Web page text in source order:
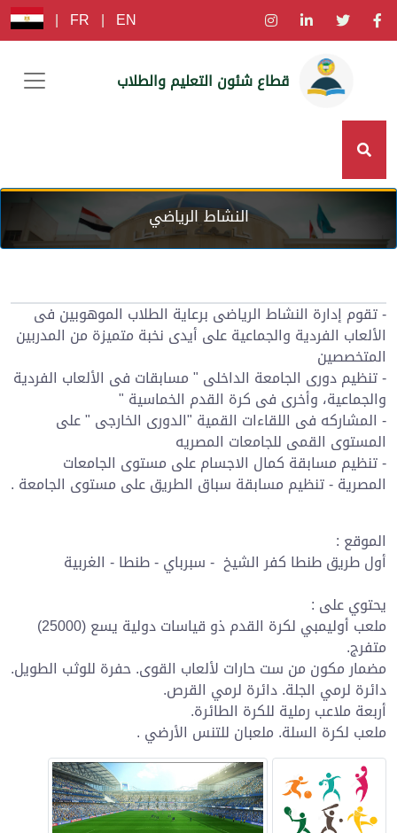
EN
|
FR
|
قطاع شئون التعليم والطلاب
النشاط الرياضي
- تقوم إدارة النشاط الرياضى برعاية الطلاب الموهوبين فى
الألعاب الفردية والجماعية على أيدى نخبة متميزة من المدربين
المتخصصين
- تنظيم دورى الجامعة الداخلى " مسابقات فى الألعاب الفردية
والجماعية، وأخرى فى كرة القدم الخماسية "
- المشاركه فى اللقاءات القمية "الدورى الخارجى " على
المستوى القمى للجامعات المصريه
- تنظيم مسابقة كمال الاجسام على مستوى الجامعات
المصرية - تنظيم مسابقة سباق الطريق على مستوى الجامعة .
الموقع :
أول طريق طنطا كفر الشيخ - سبرباي - طنطا - الغربية
يحتوي على :
ملعب أوليمبي لكرة القدم ذو قياسات دولية يسع (25000)
متفرج.
مضمار مكون من ست حارات لألعاب القوى. حفرة للوثب الطويل.
دائرة لرمي الجلة. دائرة لرمي القرص.
أربعة ملاعب رملية للكرة الطائرة.
ملعب لكرة السلة. ملعبان للتنس الأرضي .